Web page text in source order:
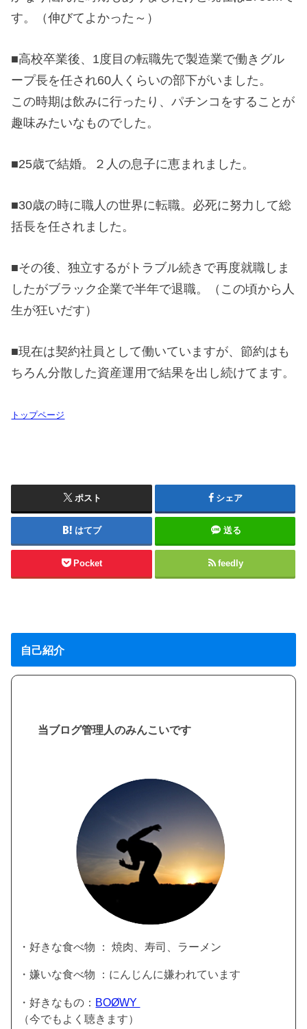
す。（伸びてよかった～）
■高校卒業後、1度目の転職先で製造業で働きグル
ープ長を任され60人くらいの部下がいました。
この時期は飲みに行ったり、パチンコをすることが
趣味みたいなものでした。
■25歳で結婚。２人の息子に恵まれました。
■30歳の時に職人の世界に転職。必死に努力して総
括長を任されました。
■その後、独立するがトラブル続きで再度就職しま
したがブラック企業で半年で退職。（この頃から人
生が狂いだす）
■現在は契約社員として働いていますが、節約はも
ちろん分散した資産運用で結果を出し続けてます。
トップページ
ポスト シェア
はてブ 送る
Pocket feedly
自己紹介
当ブログ管理人のみんこいです
・好きな食べ物 ： 焼肉、寿司、ラーメン
・嫌いな食べ物 ：にんじんに嫌われています
・好きなもの： BOØWY
（今でもよく聴きます）